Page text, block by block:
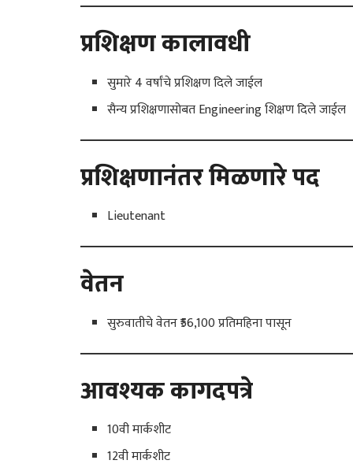
प्रशिक्षण कालावधी
सुमारे 4 वर्षांचे प्रशिक्षण दिले जाईल
सैन्य प्रशिक्षणासोबत Engineering शिक्षण दिले जाईल
प्रशिक्षणानंतर मिळणारे पद
Lieutenant
वेतन
सुरुवातीचे वेतन ₹56,100 प्रतिमहिना पासून
आवश्यक कागदपत्रे
10वी मार्कशीट
12वी मार्कशीट